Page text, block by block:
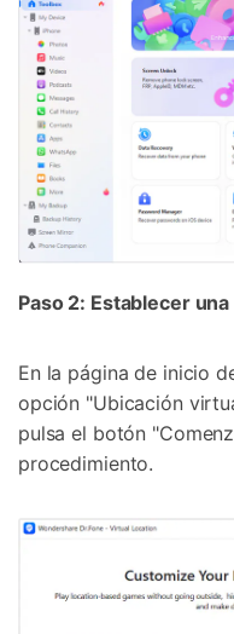
Paso 2: Establecer
En la página de inicio
opción "Ubicación
pulsa el botón
procedimiento.